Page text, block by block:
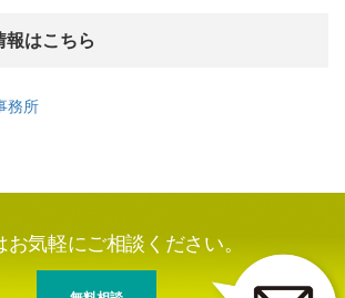
報はこちら
務所
お気軽にご相談ください。